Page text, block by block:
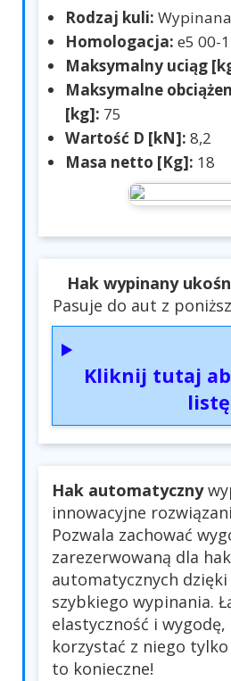
Rodzaj kuli:
Homologacja: e5 00-
Maksymalny uciąg
Maksymalne
[kg]: 75
Wartość D [kN]: 8,2
Masa netto [Kg]: 18
Hak wypinany
Pasuje do aut z
Kliknij tutaj
listę
Hak automatyczny
innowacyjne
Pozwala zachować
zarezerwowaną dla
automatycznych
szybkiego wypinania.
elastyczność i wygodę,
korzystać z niego
to konieczne!